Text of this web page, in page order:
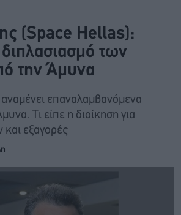
(Space Hellas):
των
την Άμυνα
επαναλαμβανόμενα
Τι είπε η διοίκηση για
εξαγορές